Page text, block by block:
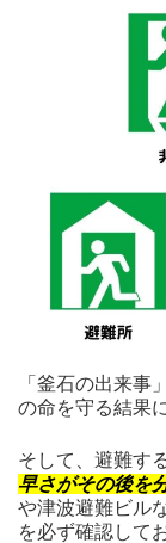
「釜石の出来事
の命を守る結果
そして、避難す
早さがその後を
や津波避難ビル
を必ず確認して